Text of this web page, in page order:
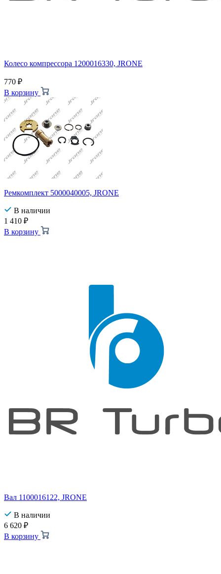
Колесо компрессора 1200016330, JRONE
770 ₽
В корзину
Ремкомплект 5000040005, JRONE
В наличии
1 410 ₽
В корзину
Вал 1100016122, JRONE
В наличии
6 620 ₽
В корзину